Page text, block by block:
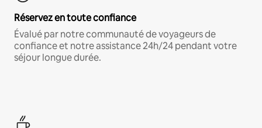
Réservez en toute confiance
Évalué par notre communauté de voyageurs de
confiance et notre assistance 24h/24 pendant votre
séjour longue durée.